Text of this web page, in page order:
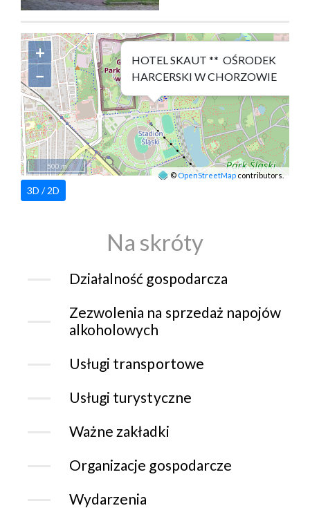
HOTEL SKAUT ** OŚRODEK
HARCERSKI W CHORZOWIE
+
−
©OpenStreetMap contributors.
500 m
3D / 2D
Na skróty
Działalność gospodarcza
Zezwolenia na sprzedaż napojów
alkoholowych
Usługi transportowe
Usługi turystyczne
Ważne zakładki
Organizacje gospodarcze
Wydarzenia